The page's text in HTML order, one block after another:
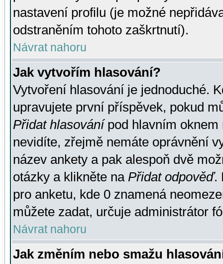
nastavení profilu (je možné
odstraněním tohoto zaškrtnutí).
Návrat nahoru
Jak vytvořím hlasování?
Vytvoření hlasování je jednoduché.
upravujete první příspěvek, pokud
Přidat hlasovánípod hlavním oknem
nevidíte, zřejmě nemáte oprávnění
název ankety a pak alespoň dvě
otázky a klikněte na Přidat odpověď.
pro anketu, kde 0 znamená
můžete zadat, určuje administrátor
Návrat nahoru
Jak změním nebo smažu